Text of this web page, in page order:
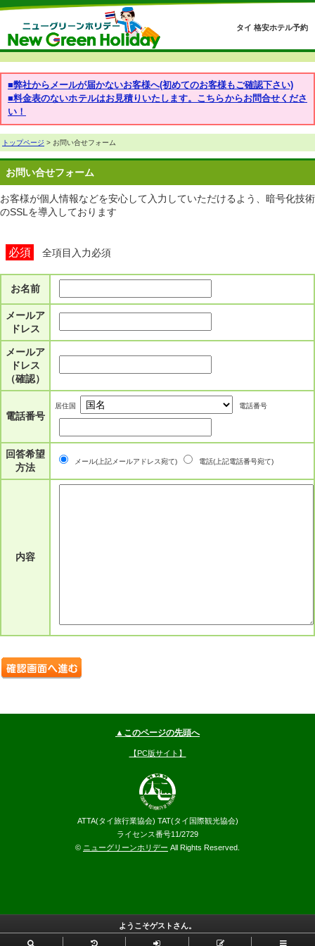
タイ 格安ホテル予約
■弊社からメールが届かないお客様へ(初めてのお客様もご確認下さい)
■料金表のないホテルはお見積りいたします。こちらからお問合せくださ
い！
トップページ > お問い合せフォーム
お問い合せフォーム
お客様が個人情報などを安心して入力していただけるよう、暗号化技術
のSSLを導入しております
必須 全項目入力必須
お名前
メールア
ドレス
メールア
ドレス
（確認）
電話番号
居住国 電話番号
回答希望
方法
メール(上記メールアドレス宛て) 電話(上記電話番号宛て)
内容
▲このページの先頭へ
【PC版サイト】
ATTA(タイ旅行業協会) TAT(タイ国際観光協会)
ライセンス番号11/2729
© ニューグリーンホリデー All Rights Reserved.
ようこそゲストさん。